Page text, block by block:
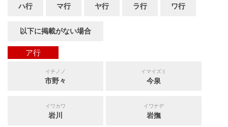
ハ行 マ行 ヤ行 ラ行 ワ行
以下に掲載がない場合
ア行
イチノノ
市野々
イマイズミ
今泉
イワカワ
岩川
イワナデ
岩撫